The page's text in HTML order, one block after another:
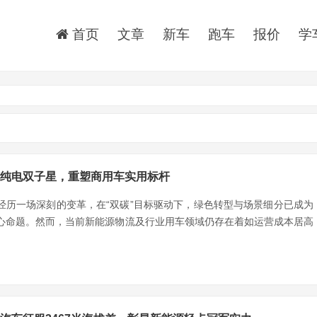
首页 文章 新车 跑车 报价 学
电双子星，重塑商用车实用标杆
历一场深刻的变革，在“双碳”目标驱动下，绿色转型与场景细分已成为
命题。然而，当前新能源物流及行业用车领域仍存在着如运营成本居高